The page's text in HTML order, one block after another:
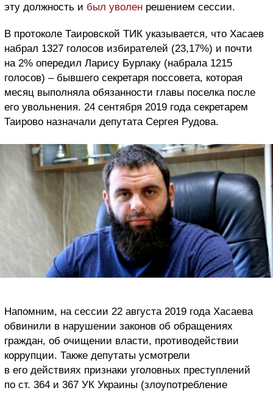
эту должность и был уволен решением сессии.
В протоколе Таировской ТИК указывается, что Хасаев
набрал 1327 голосов избирателей (23,17%) и почти
на 2% опередил Ларису Бурлаку (набрала 1215
голосов) – бывшего секретаря поссовета, которая
месяц выполняла обязанности главы поселка после
его увольнения. 24 сентября 2019 года секретарем
Таирово назначали депутата Сергея Рудова.
Напомним, на сессии 22 августа 2019 года Хасаева
обвинили в нарушении законов об обращениях
граждан, об очищении власти, противодействии
коррупции. Также депутаты усмотрели
в его действиях признаки уголовных преступлений
по ст. 364 и 367 УК Украины (злоупотребление